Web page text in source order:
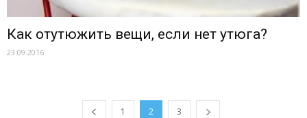
Как отутюжить вещи, если нет утюга?
23.09.2016
1 2 3